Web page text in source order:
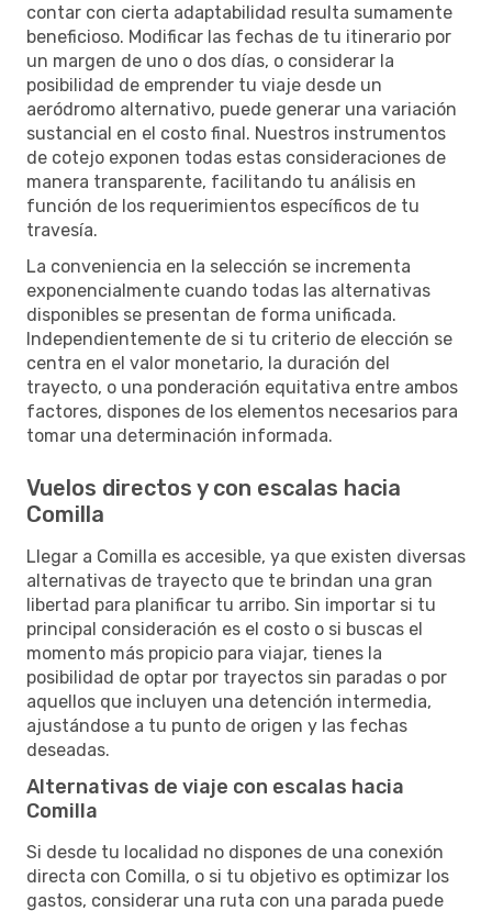
contar con cierta adaptabilidad resulta sumamente
beneficioso. Modificar las fechas de tu itinerario por
un margen de uno o dos días, o considerar la
posibilidad de emprender tu viaje desde un
aeródromo alternativo, puede generar una variación
sustancial en el costo final. Nuestros instrumentos
de cotejo exponen todas estas consideraciones de
manera transparente, facilitando tu análisis en
función de los requerimientos específicos de tu
travesía.
La conveniencia en la selección se incrementa
exponencialmente cuando todas las alternativas
disponibles se presentan de forma unificada.
Independientemente de si tu criterio de elección se
centra en el valor monetario, la duración del
trayecto, o una ponderación equitativa entre ambos
factores, dispones de los elementos necesarios para
tomar una determinación informada.
Vuelos directos y con escalas hacia
Comilla
Llegar a Comilla es accesible, ya que existen diversas
alternativas de trayecto que te brindan una gran
libertad para planificar tu arribo. Sin importar si tu
principal consideración es el costo o si buscas el
momento más propicio para viajar, tienes la
posibilidad de optar por trayectos sin paradas o por
aquellos que incluyen una detención intermedia,
ajustándose a tu punto de origen y las fechas
deseadas.
Alternativas de viaje con escalas hacia
Comilla
Si desde tu localidad no dispones de una conexión
directa con Comilla, o si tu objetivo es optimizar los
gastos, considerar una ruta con una parada puede